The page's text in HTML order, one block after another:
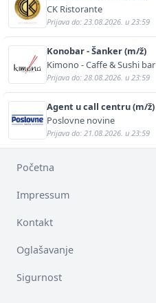
CK Ristorante
Prijava do: 23.08.2026. u 23:59
Konobar - Šanker (m/ž)
Kimono - Caffe & Sushi bar
Prijava do: 28.08.2026. u 23:59
Agent u call centru (m/ž)
Poslovne novine
Prijava do: 21.08.2026. u 23:59
Početna
Impressum
Kontakt
Oglašavanje
Sigurnost